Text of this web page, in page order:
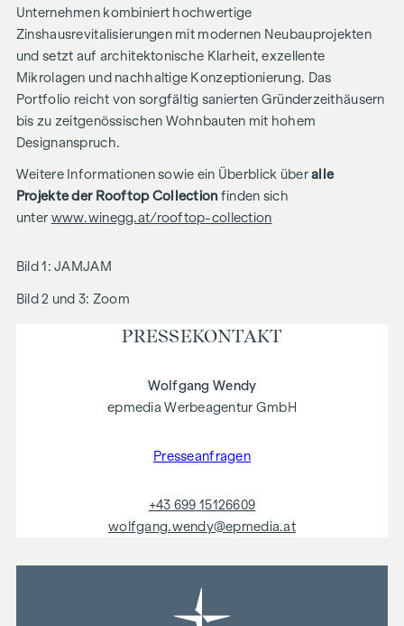
Unternehmen kombiniert hochwertige
Zinshausrevitalisierungen mit modernen Neubauprojekten
und setzt auf architektonische Klarheit, exzellente
Mikrolagen und nachhaltige Konzeptionierung. Das
Portfolio reicht von sorgfältig sanierten Gründerzeithäusern
bis zu zeitgenössischen Wohnbauten mit hohem
Designanspruch.
Weitere Informationen sowie ein Überblick überalle
Projekte der Rooftop Collection finden sich
unter www.winegg.at/rooftop-collection
Bild 1: JAMJAM
Bild 2 und 3: Zoom
PRESSE­KONTAKT
Wolfgang Wendy
epmedia Werbeagentur GmbH
Presseanfragen
+43 699 15126609
wolfgang.wendy@epmedia.at